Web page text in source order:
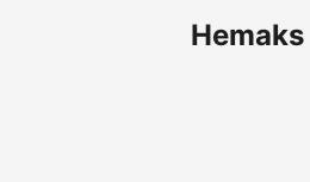
Hemaks